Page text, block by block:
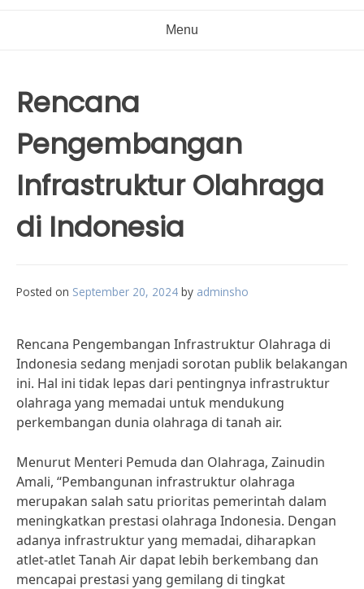
Menu
Rencana
Pengembangan
Infrastruktur Olahraga
di Indonesia
Posted on September 20, 2024 by adminsho
Rencana Pengembangan Infrastruktur Olahraga di
Indonesia sedang menjadi sorotan publik belakangan
ini. Hal ini tidak lepas dari pentingnya infrastruktur
olahraga yang memadai untuk mendukung
perkembangan dunia olahraga di tanah air.
Menurut Menteri Pemuda dan Olahraga, Zainudin
Amali, “Pembangunan infrastruktur olahraga
merupakan salah satu prioritas pemerintah dalam
meningkatkan prestasi olahraga Indonesia. Dengan
adanya infrastruktur yang memadai, diharapkan
atlet-atlet Tanah Air dapat lebih berkembang dan
mencapai prestasi yang gemilang di tingkat